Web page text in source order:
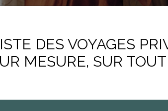
DES VOYAGES
MESURE, SUR